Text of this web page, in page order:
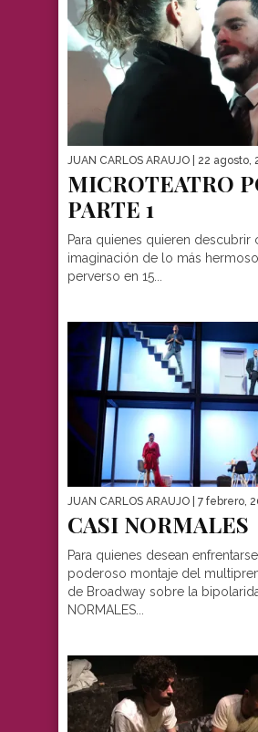
JUAN CARLOS ARAUJO | 22 agosto,
MICROTEATRO
PARTE 1
Para quienes quieren descubrir
imaginación de lo más
perverso en 15...
JUAN CARLOS ARAUJO | 7 febrero,
CASI NORMALES
Para quienes desean
poderoso montaje del
de Broadway sobre la
NORMALES...